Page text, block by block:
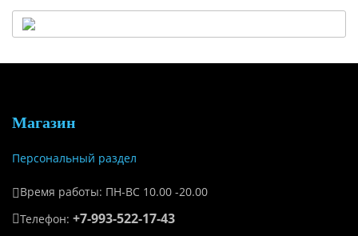
Магазин
Персональный раздел
Время работы: ПН-ВС 10.00 -20.00
Телефон: +7-993-522-17-43